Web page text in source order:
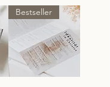
Bestseller